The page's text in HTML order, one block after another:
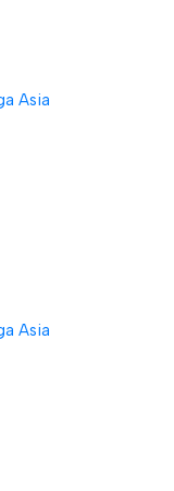
Asia
Asia